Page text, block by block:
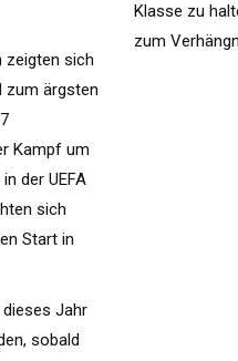
zeigten sich
zum ärgsten
Kampf um
der UEFA
sich
Start in
Jahr
sobald
Klasse zu
zum